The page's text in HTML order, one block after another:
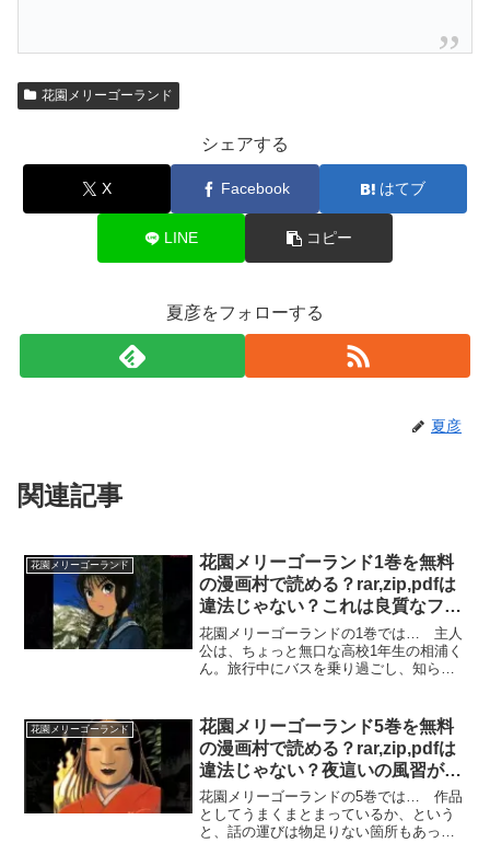
花園メリーゴーランド
シェアする
X Facebook はてブ
LINE コピー
夏彦をフォローする
夏彦
関連記事
花園メリーゴーランド
花園メリーゴーランド1巻を無料
の漫画村で読める？rar,zip,pdfは
違法じゃない？これは良質なファ
ンタジーだ
花園メリーゴーランドの1巻では… 主人
公は、ちょっと無口な高校1年生の相浦く
ん。旅行中にバスを乗り過ごし、知らな
われて、いきなり貞操の危機に陥る
が！…では、そんな花園メ...
花園メリーゴーランド
花園メリーゴーランド5巻を無料
の漫画村で読める？rar,zip,pdfは
違法じゃない？夜這いの風習が残
る山村
花園メリーゴーランドの5巻では… 作品
としてうまくまとまっているか、という
と、話の運びは物足りない箇所もあった